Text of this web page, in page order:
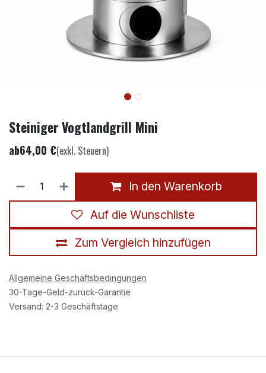
Steiniger Vogtlandgrill Mini
ab64,00 €(exkl. Steuern)
In den Warenkorb
Zum Vergleich hinzufügen
Auf die Wunschliste
Allgemeine Geschäftsbedingungen
30-Tage-Geld-zurück-Garantie
Versand: 2-3 Geschäftstage